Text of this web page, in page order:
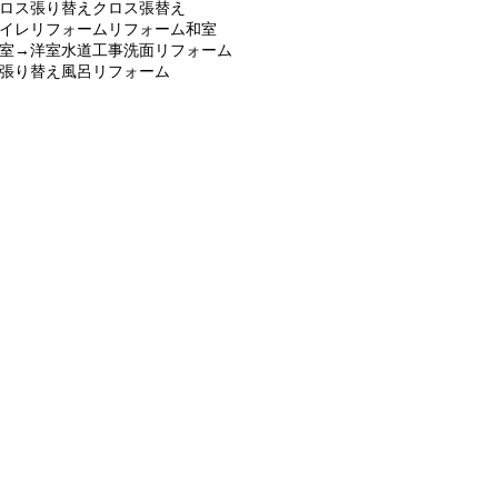
ス張り替え クロス張替え
イレリフォーム リフォーム和室
→洋室水道工事洗面リフォーム
り替え 風呂リフォーム